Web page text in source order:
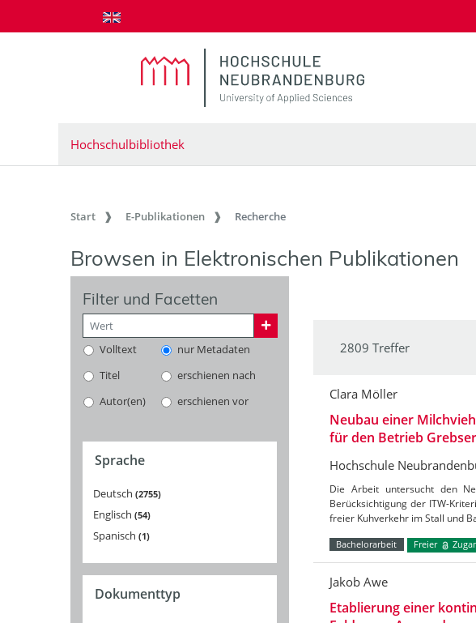
zum Inhalt springen
Hochschulbibliothek
Start E-Publikationen Recherche
Browsen in Elektronischen Publikationen
Filter und Facetten
Volltext
nur Metadaten
Titel
erschienen nach
Autor(en)
erschienen vor
Sprache
Deutsch 2755
Englisch 54
Spanisch 1
Dokumenttyp
2809 Treffer
Clara Möller
Neubau einer
für den Betrieb
Hochschule
Die Arbeit untersucht den
Berücksichtigung der ITW-
freier Kuhverkehr im Stall und
Bachelorarbeit Freier
Jakob Awe
Etablierung einer